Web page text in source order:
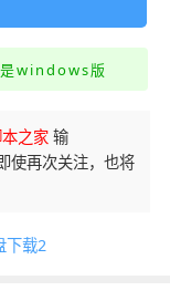
windows版
之家输
使再次关注，也将
下载2